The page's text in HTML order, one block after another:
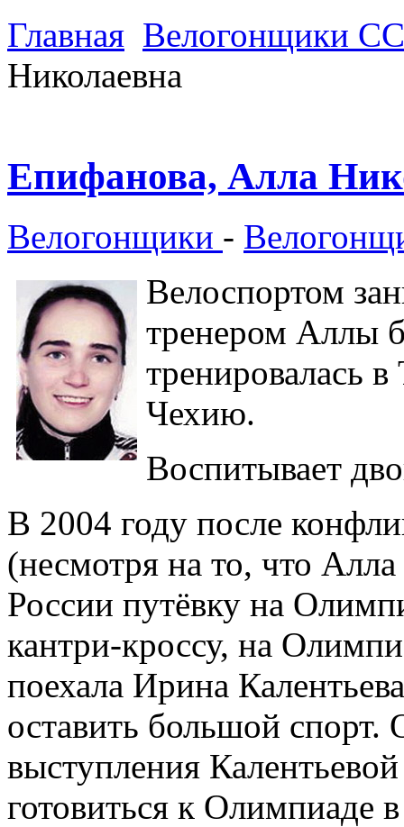
Главная Велогонщики
Николаевна
Епифанова, Алла
Велогонщики -
Велоспортом
тренером Аллы
тренировалась в
Чехию.
Воспитывает
В 2004 году после
(несмотря на то, что
России путёвку на
кантри-кроссу, на
поехала Ирина
оставить большой спорт.
выступления
готовиться к Олимпиаде